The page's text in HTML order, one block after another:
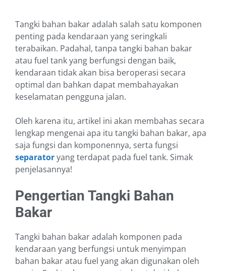
Tangki bahan bakar adalah salah satu komponen
penting pada kendaraan yang seringkali
terabaikan. Padahal, tanpa tangki bahan bakar
atau fuel tank yang berfungsi dengan baik,
kendaraan tidak akan bisa beroperasi secara
optimal dan bahkan dapat membahayakan
keselamatan pengguna jalan.
Oleh karena itu, artikel ini akan membahas secara
lengkap mengenai apa itu tangki bahan bakar, apa
saja fungsi dan komponennya, serta fungsi
separatoryang terdapat pada fuel tank. Simak
penjelasannya!
Pengertian Tangki Bahan
Bakar
Tangki bahan bakar adalah komponen pada
kendaraan yang berfungsi untuk menyimpan
bahan bakar atau fuel yang akan digunakan oleh